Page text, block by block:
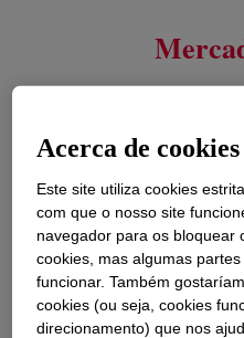
A Dow combina a sua
integração de ativos e
forte componente em
líderes de mercado
crescimento lucrativo.
é ser a empresa de
inovadora, centrada no
sustentável.
Acerca de
Este site utiliza cookies
com que o nosso site
navegador para os bloquear
cookies, mas algumas
funcionar. Também
cookies (ou seja, cookies
direcionamento) que nos